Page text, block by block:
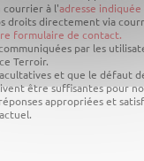
courrier à l'adresse
droits directement via
formulaire de contact.
par les
Terroir.
et que le défaut
être suffisantes pour
appropriées et